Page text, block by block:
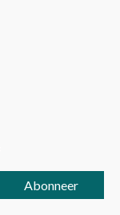
Abonneer